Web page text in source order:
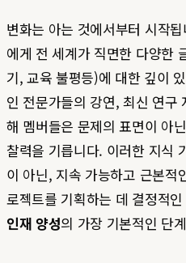
변화는 아는 것에서부터 시작
에게 전 세계가 직면한 다양한
기, 교육 불평등)에 대한 깊이
인 전문가들의 강연, 최신 연구
해 멤버들은 문제의 표면이 아
찰력을 기릅니다. 이러한 지식
이 아닌, 지속 가능하고 근본적
로젝트를 기획하는 데 결정적
인재 양성의 가장 기본적인 단